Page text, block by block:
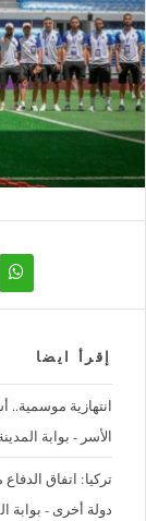
إقرأ ايضا
‪انتهازية
الأسر - بوابة
تركيا: اتفاق
دولة أخرى - بوابة